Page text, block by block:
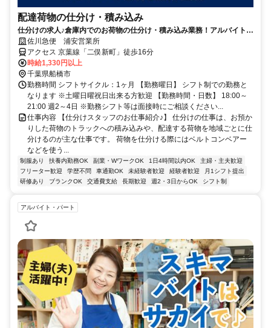
配達荷物の仕分け・積み込み
仕分けの求人♪倉庫内でのお荷物の仕分け・積み込み業務！アルバイトで
も年2回の賞与あり
佐川急便 浦安営業所
アクセス 京葉線「二俣新町」徒歩16分
時給1,330円以上
千葉県船橋市
勤務時間 シフトサイクル：1ヶ月 【勤務曜日】 シフト制での勤務と
なります ※土曜日曜祝日出来る方歓迎 【勤務時間・日数】 18:00～
21:00 週2～4日 ※勤務シフト等は面接時にご相談ください...
仕事内容 【仕分けスタッフのお仕事紹介♪】 仕分けの仕事は、お預か
りした荷物のトラックへの積み込みや、配達する荷物を地域ごとに仕
分けるのが主な仕事です。 荷物を仕分ける際にはベルトコンベアー
などを使う...
制服あり 扶養内勤務OK 副業・WワークOK 1日4時間以内OK
主婦・主夫歓迎
フリーター歓迎
学歴不問 車通勤OK 未経験者歓迎 経験者歓迎
月1シフト提出
研修あり
ブランクOK 交通費支給 長期歓迎 週2・3日からOK シフト制
アルバイト・パート